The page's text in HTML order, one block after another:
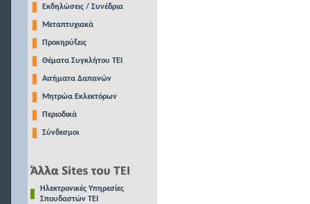
Εκδηλώσεις / Συνέδρια
Μεταπτυχιακά
Προκηρύξεις
Θέματα Συγκλήτου ΤΕΙ
Αιτήματα Δαπανών
Μητρώα Εκλεκτόρων
Περιοδικά
Σύνδεσμοι
Ηλεκτρονικές Υπηρεσίες
Σπουδαστών ΤΕΙ